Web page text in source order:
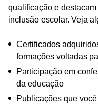
qualificação e
inclusão escolar. Veja
Certificados
formações voltadas
Participação em
da educação
Publicações que